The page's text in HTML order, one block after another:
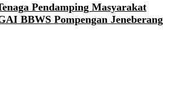
Pendamping Masyarakat
BBWS Pompengan Jeneberang